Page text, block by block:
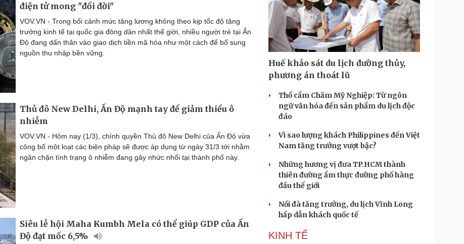
điện tử mong "đổi đời"
VOV.VN - Trong bối cảnh mức tăng lương không theo kịp tốc độ tăng
trưởng kinh tế tại quốc gia đông dân nhất thế giới, nhiều người trẻ tại Ấn
Độ đang dấn thân vào giao dịch tiền mã hóa như một cách để bổ sung
nguồn thu nhập bền vững.
Thủ đô New Delhi, Ấn Độ mạnh tay để giảm thiểu ô
nhiễm
VOV.VN - Hôm nay (1/3), chính quyền Thủ đô New Delhi của Ấn Độ vừa
công bố một loạt các biện pháp sẽ được áp dụng từ ngày 31/3 tới nhằm
ngăn chặn tình trạng ô nhiễm đang gây nhức nhối tại thành phố này.
Siêu lễ hội Maha Kumbh Mela có thể giúp GDP của Ấn
Độ đạt mốc 6,5%
Huế khảo sát du lịch đường thủy,
phương án thoát lũ
Thổ cẩm Chăm Mỹ Nghiệp: Từ ngôn
ngữ văn hóa đến sản phẩm du lịch độc
đáo
Vì sao lượng khách Philippines đến Việt
Nam tăng trưởng vượt bậc?
Những hương vị đưa TP.HCM thành
thiên đường ẩm thực đường phố hàng
đầu thế giới
Nối đà tăng trưởng, du lịch Vĩnh Long
hấp dẫn khách quốc tế
KINH TẾ